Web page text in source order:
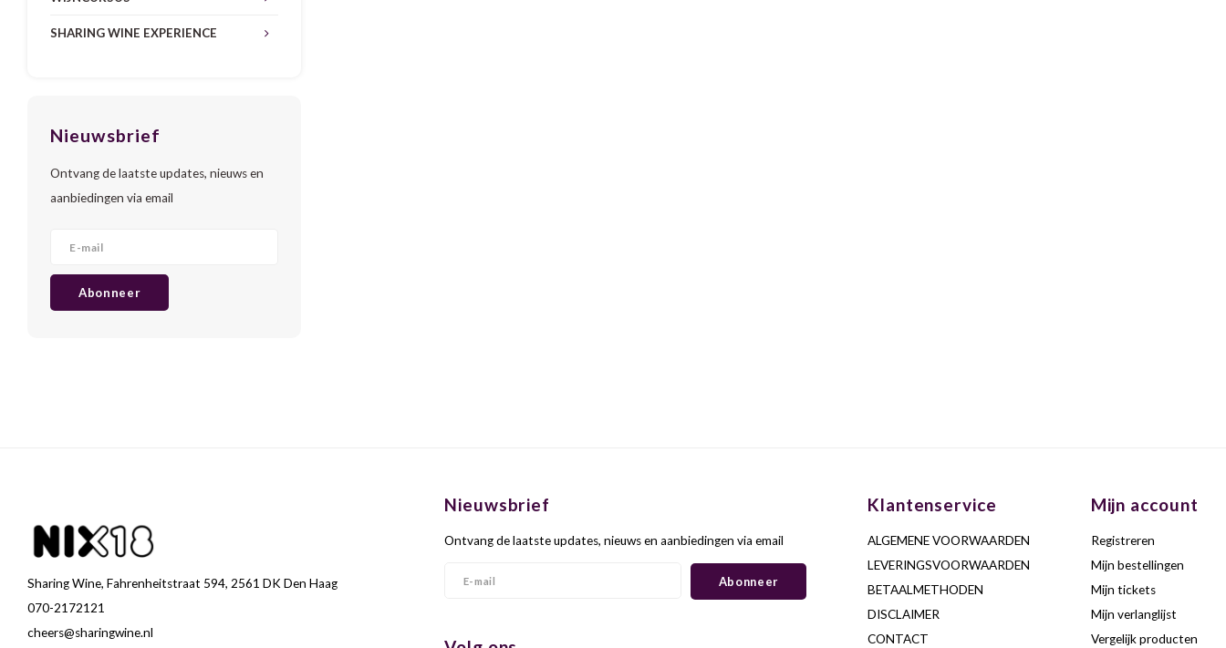
SHARING WINE EXPERIENCE
Nieuwsbrief
Ontvang de laatste updates, nieuws en
aanbiedingen via email
Abonneer
Sharing Wine, Fahrenheitstraat 594, 2561 DK Den Haag
070-2172121
cheers@sharingwine.nl
Nieuwsbrief
Ontvang de laatste updates, nieuws en aanbiedingen via email
Abonneer
Klantenservice
ALGEMENE VOORWAARDEN
LEVERINGSVOORWAARDEN
BETAALMETHODEN
DISCLAIMER
CONTACT
Mijn account
Registreren
Mijn bestellingen
Mijn tickets
Mijn verlanglijst
Vergelijk producten